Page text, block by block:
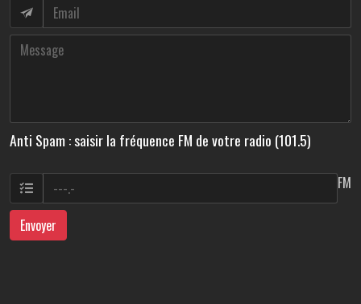
Anti Spam : saisir la fréquence FM de votre radio (101.5)
FM
Envoyer